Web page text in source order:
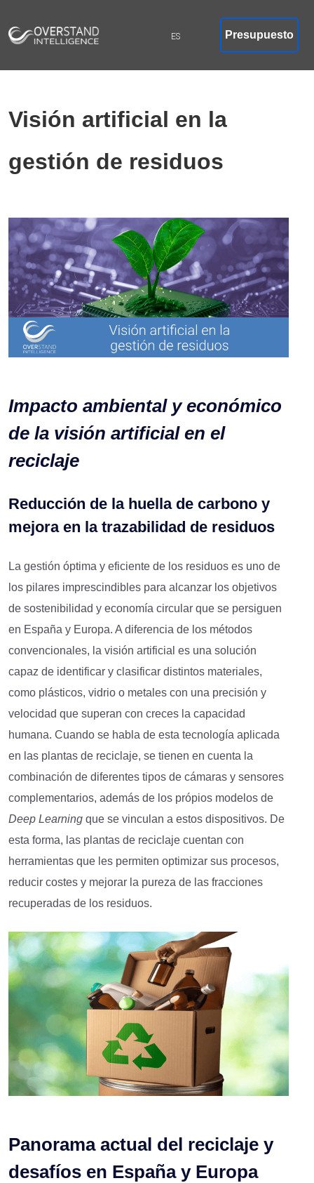
Presupuesto
Visión artificial en la
gestión de residuos
Impacto ambiental y económico
de la visión artificial en el
reciclaje
Reducción de la huella de carbono y
mejora en la trazabilidad de residuos
La gestión óptima y eficiente de los residuos es uno de
los pilares imprescindibles para alcanzar los objetivos
de sostenibilidad y economía circular que se persiguen
en España y Europa. A diferencia de los métodos
convencionales, la visión artificial es una solución
capaz de identificar y clasificar distintos materiales,
como plásticos, vidrio o metales con una precisión y
velocidad que superan con creces la capacidad
humana. Cuando se habla de esta tecnología aplicada
en las plantas de reciclaje, se tienen en cuenta la
combinación de diferentes tipos de cámaras y sensores
complementarios, además de los própios modelos de
Deep Learning que se vinculan a estos dispositivos. De
esta forma, las plantas de reciclaje cuentan con
herramientas que les permiten optimizar sus procesos,
reducir costes y mejorar la pureza de las fracciones
recuperadas de los residuos.
Panorama actual del reciclaje y
desafíos en España y Europa